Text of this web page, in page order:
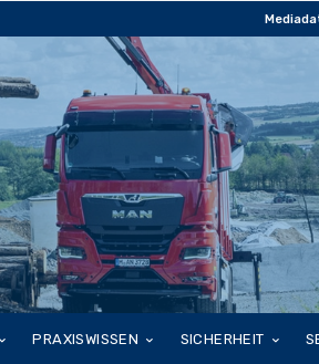
PRAXISWISSEN SICHERHEIT